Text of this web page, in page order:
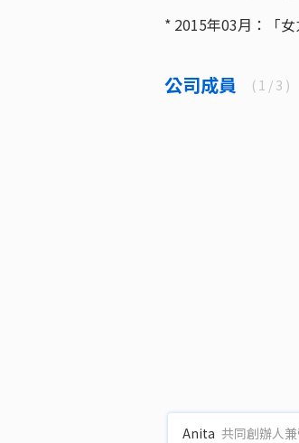
* 2015年03月：「
公司成員 ( 1 / 3 )
Anita 共同創辦人